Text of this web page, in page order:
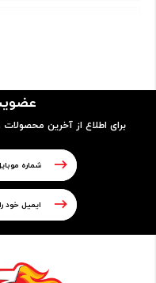
1165-G7
برای اطلاع از آخرین